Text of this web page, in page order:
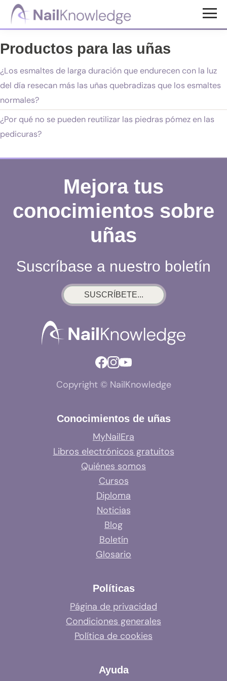
Saltar
principal
Saltar
de
página
Conocimientos
de
uñas
Productos para las uñas
¿Los esmaltes de larga duración que endurecen con la luz
del día resecan más las uñas quebradizas que los esmaltes
normales?
¿Por qué no se pueden reutilizar las piedras pómez en las
pedicuras?
Mejora tus
conocimientos sobre
uñas
Suscríbase a nuestro boletín
SUSCRÍBETE...
Copyright © NailKnowledge
Conocimientos de uñas
MyNailEra
Libros electrónicos gratuitos
Quiénes somos
Cursos
Diploma
Noticias
Blog
Boletín
Glosario
Políticas
Página de privacidad
Condiciones generales
Política de cookies
Ayuda